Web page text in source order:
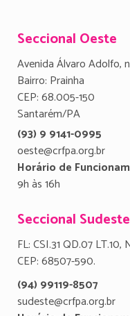
Seccional Oeste
Avenida Álvaro Adolfo,
Bairro: Prainha
CEP: 68.005-150
Santarém/PA
(93) 9 9141-0995
oeste@crfpa.org.br
Horário de
9h às 16h
Seccional Sudeste
FL: CSI.31 QD.07
CEP: 68507-590.
(94) 99119-8507
sudeste@crfpa.org.br